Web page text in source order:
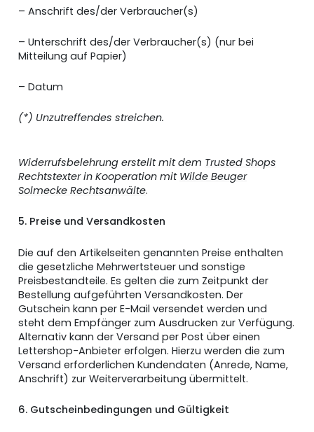
– Anschrift des/der Verbraucher(s)
– Unterschrift des/der Verbraucher(s) (nur bei
Mitteilung auf Papier)
– Datum
(*) Unzutreffendes streichen.
Widerrufsbelehrung erstellt mit dem Trusted Shops
Rechtstexter in Kooperation mit Wilde Beuger
Solmecke Rechtsanwälte.
5. Preise und Versandkosten
Die auf den Artikelseiten genannten Preise enthalten
die gesetzliche Mehrwertsteuer und sonstige
Preisbestandteile. Es gelten die zum Zeitpunkt der
Bestellung aufgeführten Versandkosten. Der
Gutschein kann per E-Mail versendet werden und
steht dem Empfänger zum Ausdrucken zur Verfügung.
Alternativ kann der Versand per Post über einen
Lettershop-Anbieter erfolgen. Hierzu werden die zum
Versand erforderlichen Kundendaten (Anrede, Name,
Anschrift) zur Weiterverarbeitung übermittelt.
6. Gutscheinbedingungen und Gültigkeit